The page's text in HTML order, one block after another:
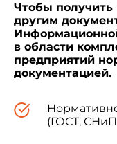
Чтобы получить
другим
в области
предприятий
документацией.
(ГОСТ,